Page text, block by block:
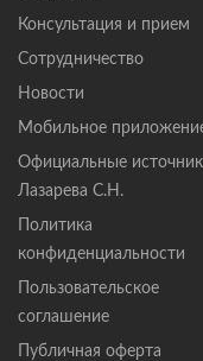
Консультация и прием
Сотрудничество
Новости
Мобильное
Официальные
Лазарева С.Н.
Политика
конфиденциальности
Пользовательское
соглашение
Публичная оферта